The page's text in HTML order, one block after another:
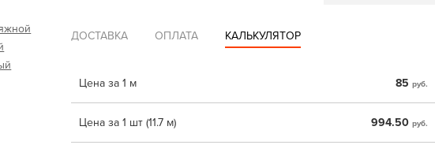
ДОСТАВКА ОПЛАТА КАЛЬКУЛЯТОР
Цена за 1 м 85руб.
Цена за 1 шт (11.7 м) 994.50руб.